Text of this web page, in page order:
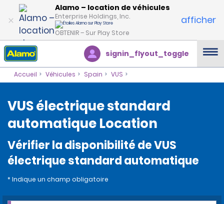
Alamo – location de véhicules
Enterprise Holdings, Inc.
OBTENIR – Sur Play Store
afficher
signin_flyout_toggle
Accueil Véhicules Spain VUS
VUS électrique standard
automatique Location
Vérifier la disponibilité de VUS
électrique standard automatique
* Indique un champ obligatoire